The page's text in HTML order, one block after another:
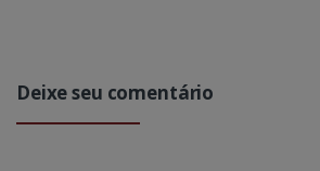
Deixe seu comentário